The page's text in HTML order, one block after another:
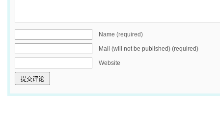
Name (required)
Mail (will not be published) (required)
Website